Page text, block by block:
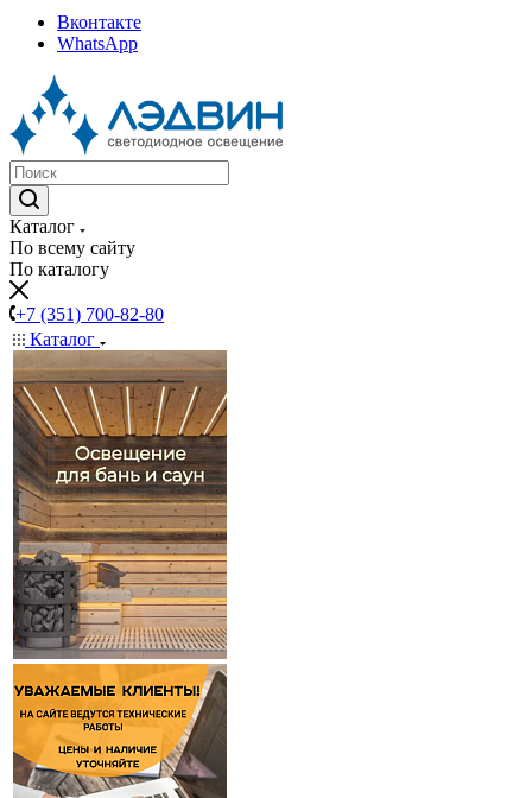
Вконтакте
WhatsApp
Каталог
По всему сайту
По каталогу
+7 (351) 700-82-80
Каталог